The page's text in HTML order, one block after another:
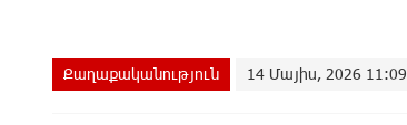
Քաղաքականություն 14 Մայիս, 2026 11:09